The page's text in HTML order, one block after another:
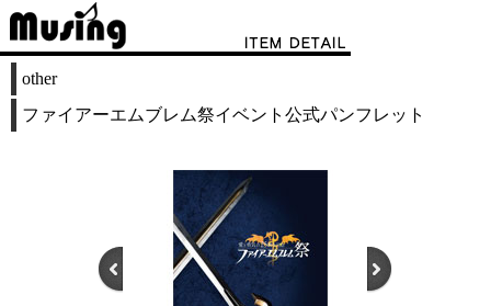
other
ファイアーエムブレム祭イベント公式パンフレット